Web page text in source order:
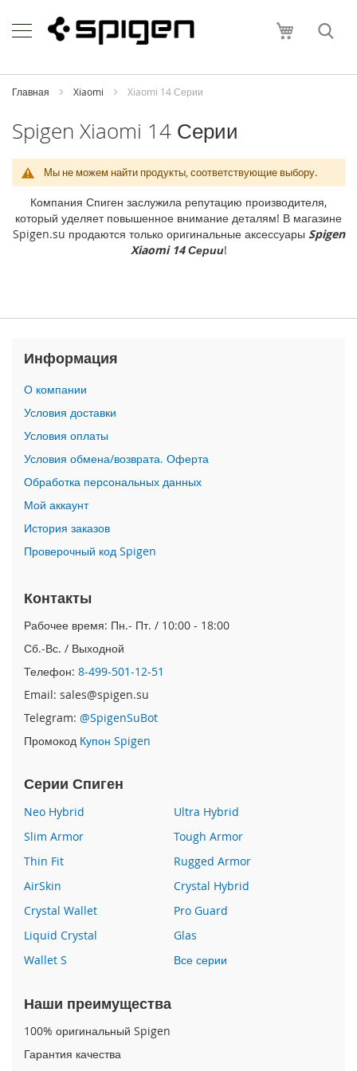
to
Content
Моя
h
o
i
P
h
e
1
M
P
h
o
n
e
1
7
P
r
o
i
o
n
e
A
i
r
i
P
h
e
7
P
h
o
n
1
6
P
o
a
Главная Xiaomi Xiaomi 14 Серии
Spigen Xiaomi 14 Серии
Мы не можем найти продукты, соответствующие выбору.
Компания Спиген заслужила репутацию производителя,
который уделяет повышенное внимание деталям! В магазине
Spigen.su продаются только оригинальные аксессуары Spigen
Xiaomi 14 Серии!
Информация
О компании
Условия доставки
Условия оплаты
Условия обмена/возврата. Оферта
Обработка персональных данных
Мой аккаунт
История заказов
Проверочный код Spigen
Контакты
Рабочее время: Пн.- Пт. / 10:00 - 18:00
Сб.-Вс. / Выходной
Телефон: 8-499-501-12-51
Email: sales@spigen.su
Telegram: @SpigenSuBot
Промокод Купон Spigen
Серии Спиген
Neo Hybrid
Ultra Hybrid
Slim Armor
Tough Armor
Thin Fit
Rugged Armor
AirSkin
Crystal Hybrid
Crystal Wallet
Pro Guard
Liquid Crystal
Glas
Wallet S
Все серии
Наши преимущества
100% оригинальный Spigen
Гарантия качества